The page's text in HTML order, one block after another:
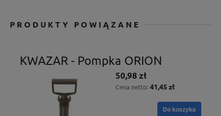
PRODUKTY POWIĄZANE
KWAZAR - Pompka ORION
50,98 zł
Cena netto: 41,45 zł
Do koszyka